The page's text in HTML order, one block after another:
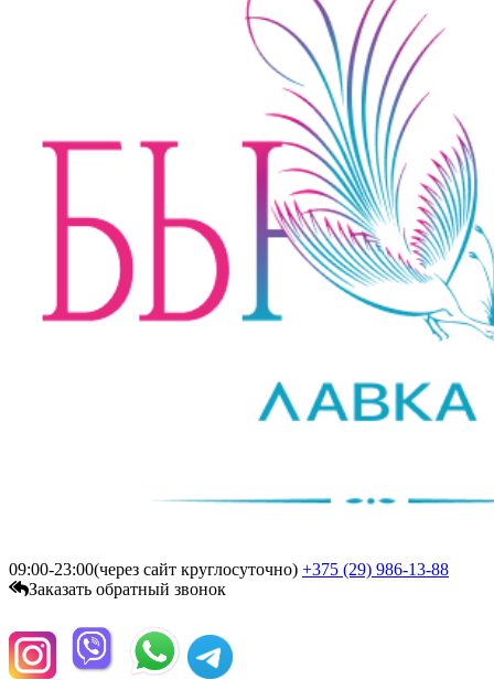
09:00-23:00(через сайт круглосуточно) +375 (29) 986-13-88
Заказать обратный звонок